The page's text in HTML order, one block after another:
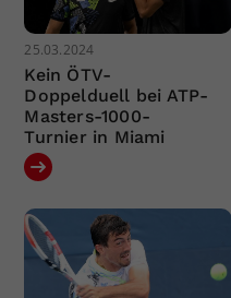
25.03.2024
Kein ÖTV-
Doppelduell bei ATP-
Masters-1000-
Turnier in Miami